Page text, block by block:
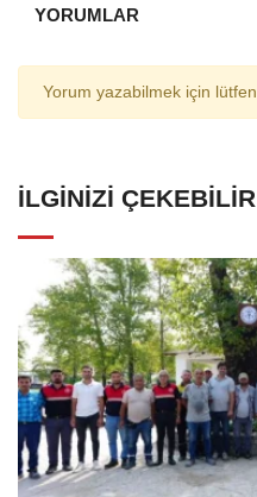
YORUMLAR
Yorum yazabilmek için lütfen
İLGINIZI ÇEKEBILIR